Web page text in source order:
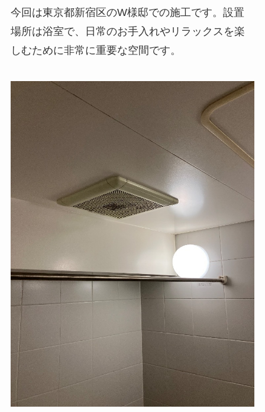
今回は東京都新宿区のW様邸での施工です。設置
場所は浴室で、日常のお手入れやリラックスを楽
しむために非常に重要な空間です。